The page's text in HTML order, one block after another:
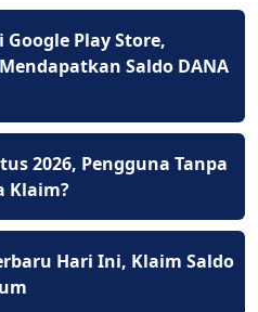
Google Play Store,
Saldo DANA
2026, Pengguna Tanpa
Klaim?
Hari Ini, Klaim Saldo